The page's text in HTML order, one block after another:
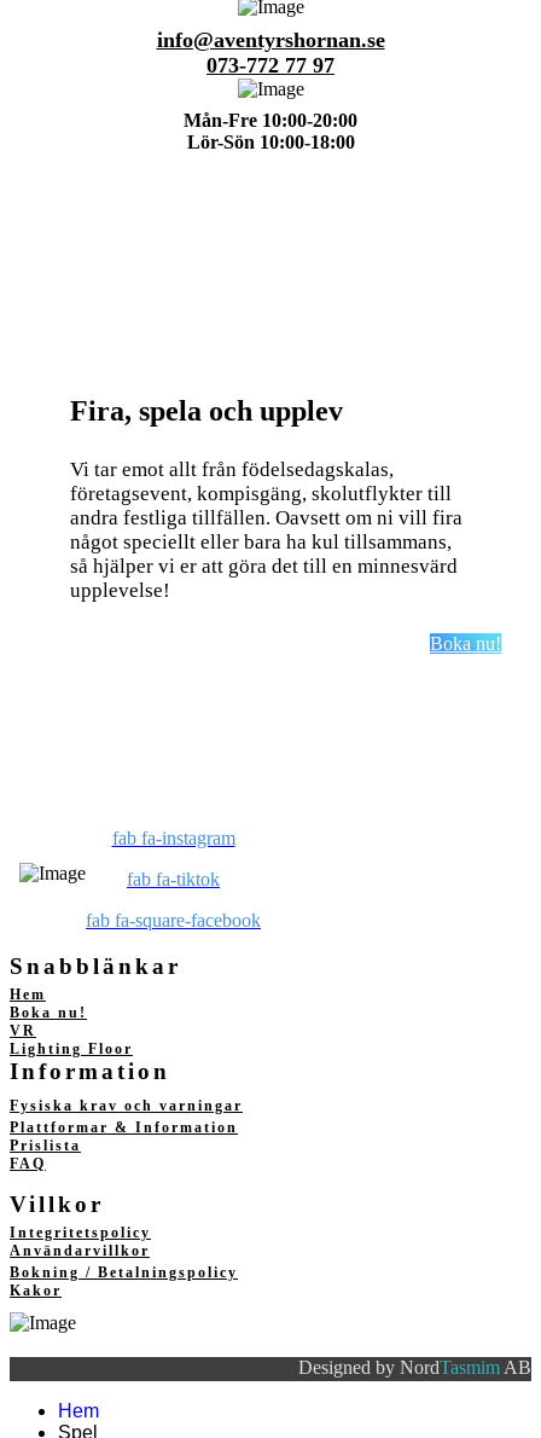
info@aventyrshornan.se
073-772 77 97
Mån-Fre 10:00-20:00
Lör-Sön 10:00-18:00
Fira, spela och upplev
Vi tar emot allt från födelsedagskalas,
företagsevent, kompisgäng, skolutflykter till
andra festliga tillfällen. Oavsett om ni vill fira
något speciellt eller bara ha kul tillsammans,
så hjälper vi er att göra det till en minnesvärd
upplevelse!
Boka nu!
fab fa-instagram
fab fa-tiktok
fab fa-square-facebook
Snabblänkar
Hem
Boka nu!
VR
Lighting Floor
Information
Fysiska krav och varningar
Plattformar & Information
Prislista
FAQ
Villkor
Integritetspolicy
Användarvillkor
Bokning / Betalningspolicy
Kakor
Designed by NordTasmim AB
Hem
Spel